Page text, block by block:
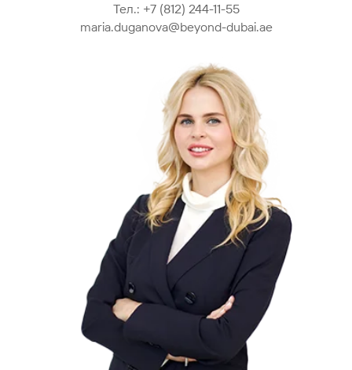
Тел.: +7 (812) 244-11-55
maria.duganova@beyond-dubai.ae